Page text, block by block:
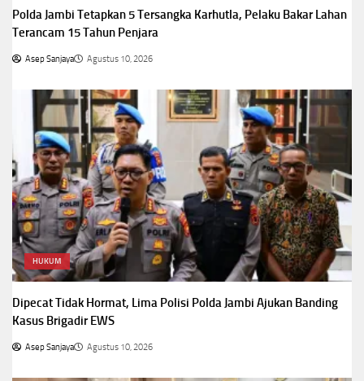
Polda Jambi Tetapkan 5 Tersangka Karhutla, Pelaku Bakar Lahan
Terancam 15 Tahun Penjara
Asep Sanjaya Agustus 10, 2026
HUKUM
Dipecat Tidak Hormat, Lima Polisi Polda Jambi Ajukan Banding
Kasus Brigadir EWS
Asep Sanjaya Agustus 10, 2026